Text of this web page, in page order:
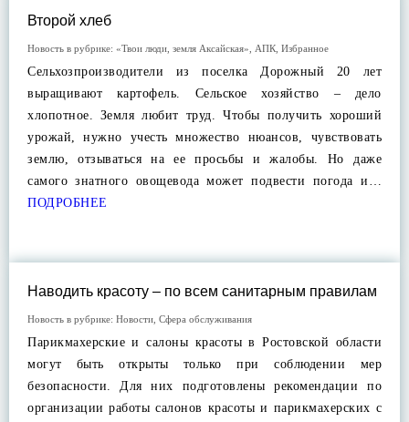
Второй хлеб
Новость в рубрике: «Твои люди, земля Аксайская» АПК Избранное
Сельхозпроизводители из поселка Дорожный 20 лет
выращивают картофель. Сельское хозяйство – дело
хлопотное. Земля любит труд. Чтобы получить хороший
урожай, нужно учесть множество нюансов, чувствовать
землю, отзываться на ее просьбы и жалобы. Но даже
самого знатного овощевода может подвести погода и…
ПОДРОБНЕЕ
Наводить красоту – по всем санитарным правилам
Новость в рубрике: Новости Сфера обслуживания
Парикмахерские и салоны красоты в Ростовской области
могут быть открыты только при соблюдении мер
безопасности. Для них подготовлены рекомендации по
организации работы салонов красоты и парикмахерских с